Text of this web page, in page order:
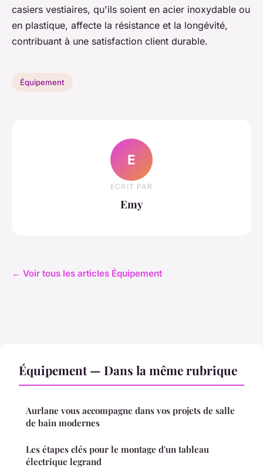
casiers vestiaires, qu'ils soient en acier inoxydable ou
en plastique, affecte la résistance et la longévité,
contribuant à une satisfaction client durable.
Équipement
E
ECRIT PAR
Emy
← Voir tous les articles Équipement
Équipement — Dans la même rubrique
Aurlane vous accompagne dans vos projets de salle
de bain modernes
Les étapes clés pour le montage d'un tableau
électrique legrand